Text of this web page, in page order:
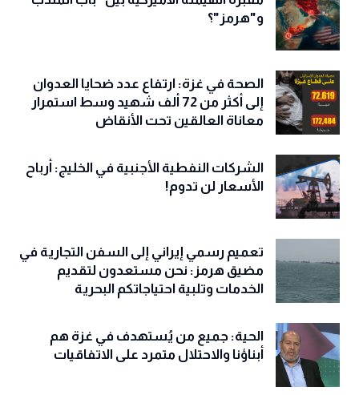
و"هرمز"؟
الصحة في غزة: ارتفاع عدد ضحايا العدوان
إلى أكثر من 72 ألف شهيد وسط استمرار
معاناة العالقين تحت الأنقاض
الشركات النفطية الأجنبية في الخليج: أرباح
الأسعار لن تدوم!
تعميم رسمي إيراني إلى السفن التجارية في
مضيق هرمز: نحن مستعدون لتقديم
الخدمات وتلبية احتياجاتكم البحرية
الحية: جميع من يُستهدف في غزة هم
أبناؤنا والاحتلال متمرد على الاتفاقيات